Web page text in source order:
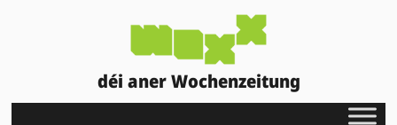
déi aner Wochenzeitung